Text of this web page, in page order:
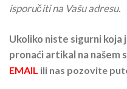
isporučiti na Vašu adresu.
Ukoliko niste sigurni koja
pronaći artikal na
EMAIL ili nas pozovite